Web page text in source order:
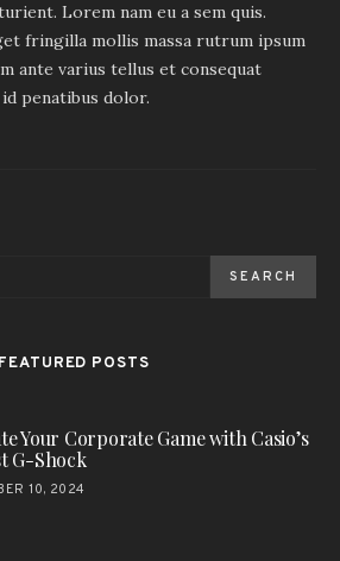
Lorem nam eu a sem quis.
fringilla mollis massa rutrum ipsum
ante varius tellus et consequat
penatibus dolor.
SEARCH
FEATURED POSTS
Your Corporate Game with Casio’s
G-Shock
10, 2024